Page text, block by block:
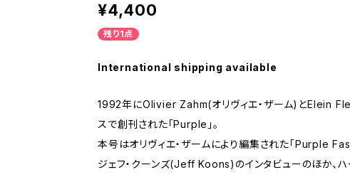
¥4,400
残り1点
International shipping available
1992年にOlivier Zahm(オリヴィエ・ザーム)とElein
スで創刊された「Purple」。
本号はオリヴィエ・ザームにより編集された「Purple
ジェフ・クーンズ(Jeff Koons)のインタビューのほか、